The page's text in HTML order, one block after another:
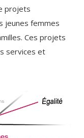
projets
jeunes femmes
Ces projets
services et